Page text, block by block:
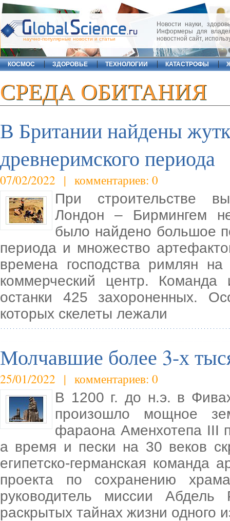
научно-популярные новости и статьи
Новости науки,
Информеры для
новостной сайт,
КОСМОС ЗДОРОВЬЕ ТЕХНОЛОГИИ КАТАСТРОФЫ
СРЕДА ОБИТАНИЯ
В Британии найдены
древнеримского периода
07/02/2022 | комментариев: 0
При строительстве
Лондон – Бирмингем
было найдено большое
периода и множество
времена господства римлян
коммерческий центр.
останки 425 захороненных.
которых скелеты лежали
Молчавшие более 3-х
25/01/2022 | комментариев: 0
В 1200 г. до н.э. в
произошло мощное
фараона Аменхотепа III
а время и пески на 30 веков
египетско-германская команда
проекта по сохранению
руководитель миссии
раскрытых тайнах жизни одного